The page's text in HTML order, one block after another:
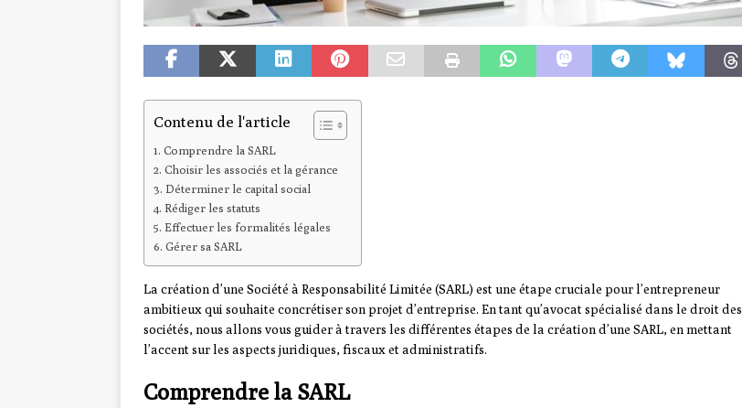
Contenu de l'article
Comprendre la SARL
Choisir les associés et la gérance
Déterminer le capital social
Rédiger les statuts
Effectuer les formalités légales
Gérer sa SARL
La création d’une Société à Responsabilité Limitée (SARL) est une étape cruciale pour l’entrepreneur
ambitieux qui souhaite concrétiser son projet d’entreprise. En tant qu’avocat spécialisé dans le droit des
sociétés, nous allons vous guider à travers les différentes étapes de la création d’une SARL, en mettant
l’accent sur les aspects juridiques, fiscaux et administratifs.
Comprendre la SARL